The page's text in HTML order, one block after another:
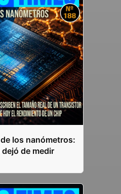
los nanómetros:
de medir